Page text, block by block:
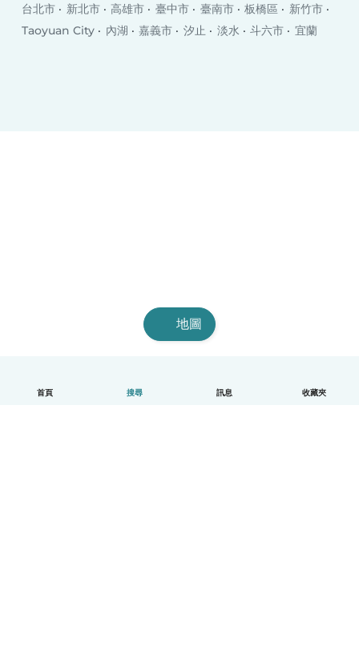
首頁 搜尋 訊息 收藏夾
台北市 新北市 高雄市 臺中市 臺南市 板橋區
新竹市
Taoyuan City
內湖 嘉義市 汐止 淡水 斗六市 宜蘭
地圖